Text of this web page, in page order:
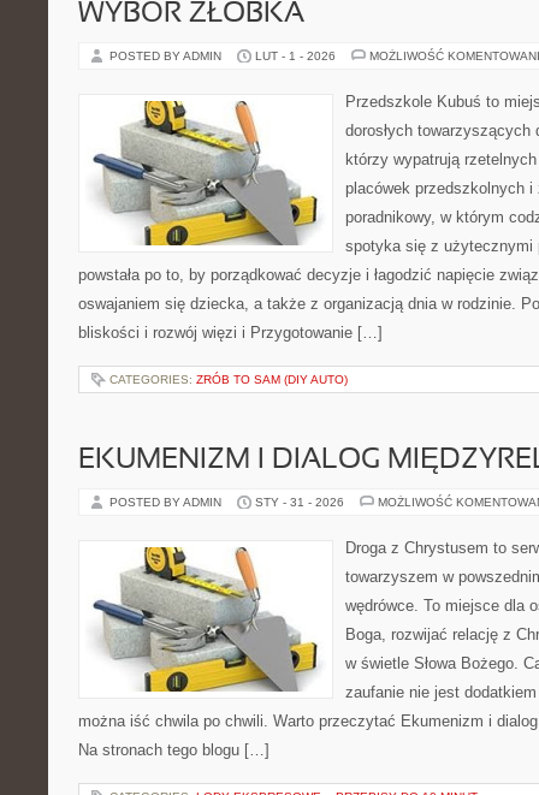
WYBÓR ŻŁOBKA
POSTED BY ADMIN LUT - 1 - 2026 MOŻLIWOŚĆ
Przedszkole Kubuś to
dorosłych
którzy wypatrują
placówek przedszkolnych i
poradnikowy, w którym
spotyka się z użytecznymi
powstała po to, by porządkować decyzje i łagodzić napięcie
oswajaniem się dziecka, a także z organizacją dnia w rodzinie.
bliskości i rozwój więzi i Przygotowanie […]
CATEGORIES: ZRÓB TO SAM (DIY AUTO)
EKUMENIZM I DIALOG
POSTED BY ADMIN STY - 31 - 2026 MOŻLIWOŚĆ
Droga z Chrystusem to
towarzyszem w
wędrówce. To miejsce dla
Boga, rozwijać relację z
w świetle Słowa Bożego.
zaufanie nie jest
można iść chwila po chwili. Warto przeczytać Ekumenizm i
Na stronach tego blogu […]